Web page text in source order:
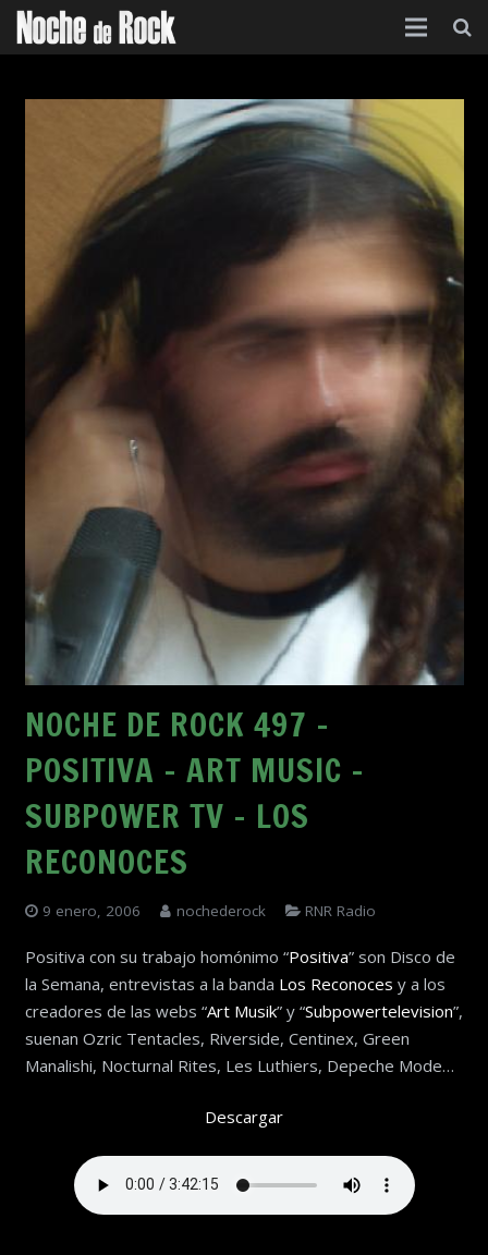
Contacto
Acerca de
NOCHE DE ROCK 497 –
POSITIVA – ART MUSIC –
SUBPOWER TV – LOS
RECONOCES
9 enero, 2006 nochederock RNR Radio
Positiva con su trabajo homónimo “Positiva” son Disco de
la Semana, entrevistas a la banda Los Reconoces y a los
creadores de las webs “Art Musik” y “Subpowertelevision”,
suenan Ozric Tentacles, Riverside, Centinex, Green
Manalishi, Nocturnal Rites, Les Luthiers, Depeche Mode…
Descargar